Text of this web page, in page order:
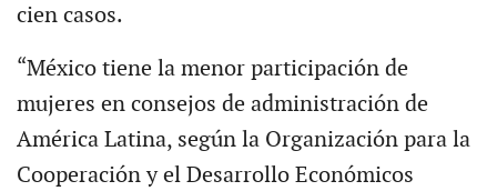
cien casos.
“México tiene la menor participación de
mujeres en consejos de administración de
América Latina, según la Organización para la
Cooperación y el Desarrollo Económicos